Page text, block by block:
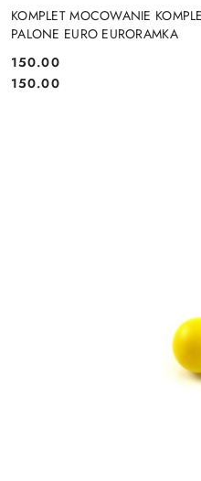
KOMPLET MOCOWANIE
PALONE EURO EURORAMKA
Cena:
150.00
Cena:
150.00